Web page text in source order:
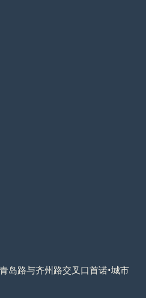
岛路与齐州路交叉口首诺•城市